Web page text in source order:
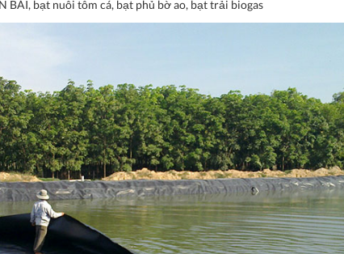
BÁI, bạt nuôi tôm cá, bạt phủ bờ ao, bạt trải biogas